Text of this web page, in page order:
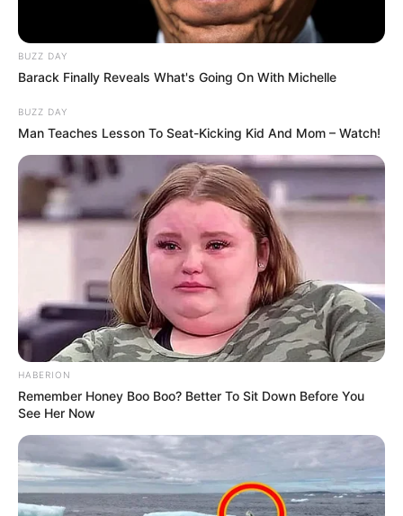
BUZZ DAY
Barack Finally Reveals What's Going On With Michelle
BUZZ DAY
Man Teaches Lesson To Seat-Kicking Kid And Mom – Watch!
HABERION
Remember Honey Boo Boo? Better To Sit Down Before You
See Her Now